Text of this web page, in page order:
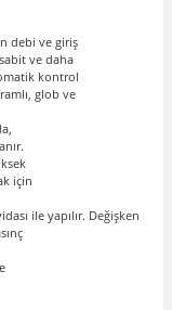
debi ve giriş
sabit ve daha
kontrol
glob ve
için
ile yapılır. Değişken